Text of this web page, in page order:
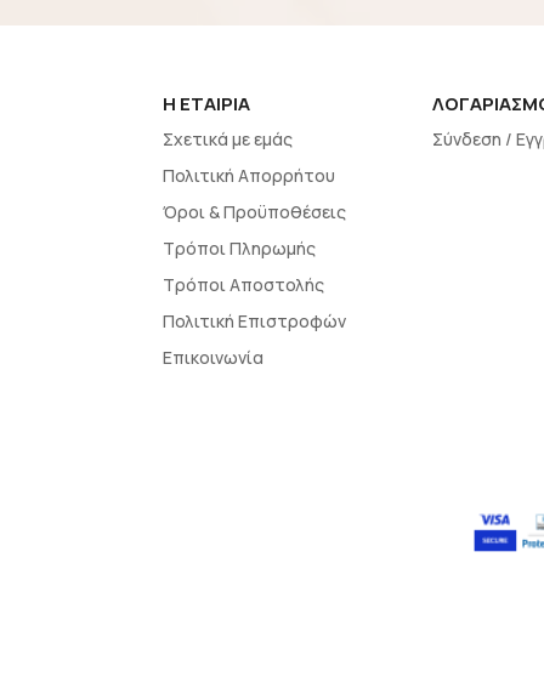
H EΤΑΙΡΙΑ
Σχετικά με εμάς
Πολιτική Απορρήτου
Όροι & Προϋποθέσεις
Τρόποι Πληρωμής
Τρόποι Αποστολής
Πολιτική Επιστροφών
Επικοινωνία
Σύνδεση /